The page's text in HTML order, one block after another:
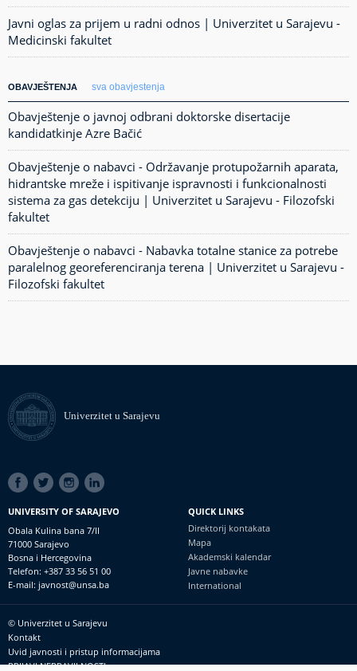
Javni oglas za prijem u radni odnos | Univerzitet u Sarajevu -
Medicinski fakultet
OBAVJEŠTENJA sva obavjestenja
Obavještenje o javnoj odbrani doktorske disertacije
kandidatkinje Azre Bačić
Obavještenje o nabavci - Održavanje protupožarnih aparata,
hidrantske mreže i ispitivanje ispravnosti i funkcionalnosti
sistema za gas detekciju | Univerzitet u Sarajevu - Filozofski
fakultet
Obavještenje o nabavci - Nabavka totalne stanice za potrebe
paralelnog georeferenciranja terena | Univerzitet u Sarajevu -
Filozofski fakultet
Univerzitet u Sarajevu
SOCIAL
LINKS
UNIVERSITY OF SARAJEVO
Obala Kulina bana 7/II
71000 Sarajevo
Bosna i Hercegovina
Telefon: +387 33 56 51 00
E-mail: javnost@unsa.ba
QUICK LINKS
Direktorij kontakata
Mapa
Akademski kalendar
Javne nabavke
International
Footer
meni
© Univerzitet u Sarajevu
Kontakt
Uvid javnosti i pristup informacijama
PRIJAVI NEPRAVILNOSTI